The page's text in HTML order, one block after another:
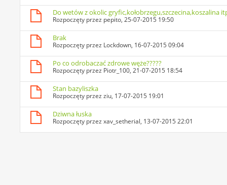
Do wetów z okolic gryfic,kołobrzegu,szczecina,koszalina
Rozpoczęty przez pepito, 25-07-2015 19:50
Brak
Rozpoczęty przez Lockdown, 16-07-2015 09:04
Po co odrobaczać zdrowe węże?????
Rozpoczęty przez Piotr_100, 21-07-2015 18:54
Stan bazyliszka
Rozpoczęty przezziu, 17-07-2015 19:01
Dziwna łuska
Rozpoczęty przezxav_setherial, 13-07-2015 22:01